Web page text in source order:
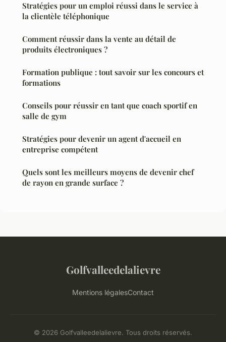
Stratégies pour un emploi réussi dans le service à
la clientèle téléphonique
Comment réussir dans la vente au détail de
produits électroniques ?
Formation publique : tout savoir sur les concours et
formations
Conseils pour réussir en tant que coach sportif en
salle de gym
Stratégies pour devenir un agent d'accueil en
entreprise compétent
Quels sont les meilleurs moyens de devenir chef
de rayon en grande surface ?
Golfvalleedelalievre
Mentions légalesContact
© 2026 Golfvalleedelalievre. Tous droits réservés.